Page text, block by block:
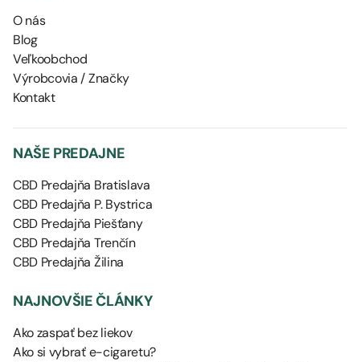
O nás
Blog
Veľkoobchod
Výrobcovia / Značky
Kontakt
NAŠE PREDAJNE
CBD Predajňa Bratislava
CBD Predajňa P. Bystrica
CBD Predajňa Piešťany
CBD Predajňa Trenčín
CBD Predajňa Žilina
NAJNOVŠIE ČLÁNKY
Ako zaspať bez liekov
Ako si vybrať e-cigaretu?